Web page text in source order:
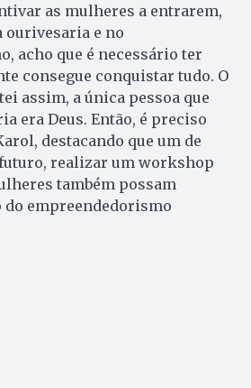
as mulheres a entrarem,
e no
acho que é necessário ter
consegue conquistar tudo. O
assim, a única pessoa que
era Deus. Então, é preciso
destacando que um de
realizar um workshop
também possam
empreendedorismo